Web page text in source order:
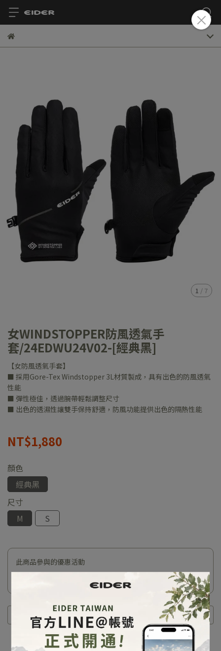
1 / 7
女WINDSTOPPER防風透氣手
套/24EDWU24V02-[經典黑]
【女防風透氣手套】
■ 採用Gore-Tex Windstopper 3L材質製成，具有出色的防風透氣
性能
■ 彈性極佳，透過腕帶輕鬆調整尺寸
■ 出色的透濕性讓雙手保持舒適，防風功能提供出色的隔熱性能
NT$1,880
顏色
經典黑
尺寸
M
S
此商品參與的優惠活動